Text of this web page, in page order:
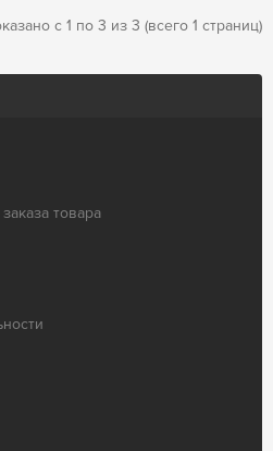
с 1 по 3 из 3 (всего 1 страниц)
товара